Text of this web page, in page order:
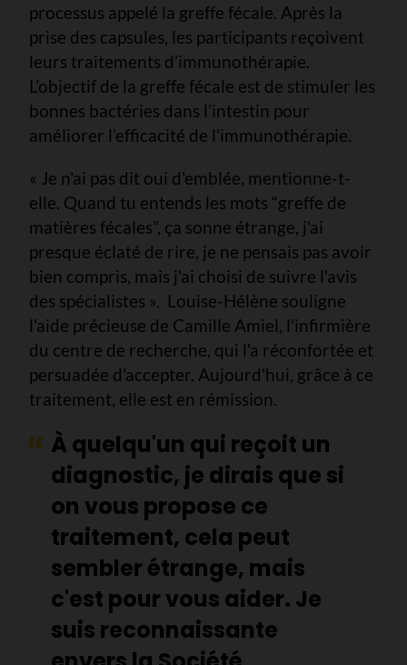
processus appelé la greffe fécale. Après la
prise des capsules, les participants reçoivent
leurs traitements d’immunothérapie.
L’objectif de la greffe fécale est de stimuler les
bonnes bactéries dans l’intestin pour
améliorer l’efficacité de l’immunothérapie.
« Je n'ai pas dit oui d'emblée, mentionne-t-
elle. Quand tu entends les mots “greffe de
matières fécales”, ça sonne étrange, j'ai
presque éclaté de rire, je ne pensais pas avoir
bien compris, mais j'ai choisi de suivre l'avis
des spécialistes ». Louise-Hélène souligne
l'aide précieuse de Camille Amiel, l'infirmière
du centre de recherche, qui l'a réconfortée et
persuadée d'accepter. Aujourd'hui, grâce à ce
traitement, elle est en rémission.
À quelqu'un qui reçoit un
diagnostic, je dirais que si
on vous propose ce
traitement, cela peut
sembler étrange, mais
c'est pour vous aider. Je
suis reconnaissante